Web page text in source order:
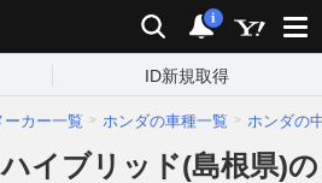
検索 通知
i
ID新規取得
ーカー一覧 ホンダの車種一覧 ホンダの
イブリッド(島根県)の